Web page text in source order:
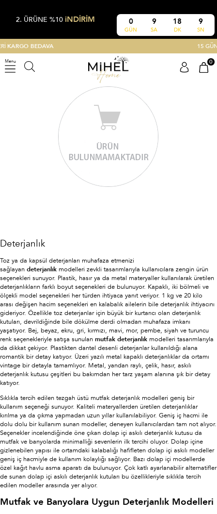
2. ÜRÜNE %10 iNDİRİM 0
GÜN
9
SA
18
DK
9
SN
Menu 0
Deterjanlık
Toz ya da kapsül deterjanları muhafaza etmenizi
sağlayan deterjanlık modelleri zevkli tasarımlarıyla kullanıcılara zengin ürün
seçenekleri sunuyor. Plastik, hasır ya da metal materyaller kullanılarak üretilen
deterjanlıkların farklı boyut seçenekleri de bulunuyor. Kapaklı, iki bölmeli ve
ölçekli model seçenekleri her türden ihtiyaca yanıt veriyor. 1 kg ve 20 kilo
arası değişen hacim seçenekleri en kalabalık ailelerin bile deterjanlık ihtiyacını
gideriyor. Özellikle toz deterjanlar için büyük bir kurtarıcı olan deterjanlık
kutuları, devrildiğinde bile dökülme derdi olmadan muhafaza imkanı
yaşatıyor. Bej, beyaz, ekru, gri, kırmızı, mavi, mor, pembe, siyah ve turuncu
renk seçenekleriyle satışa sunulan mutfak deterjanlık modelleri tasarımlarıyla
da dikkat çekiyor. Plastikten dantel desenli deterjanlar kullanıldığı alana
romantik bir detay katıyor. Üzeri yazılı metal kapaklı deterjanlıklar da ortamı
vintage bir detayla tamamlıyor. Metal, yandan raylı, çelik, hasır, askılı
deterjanlık kutusu çeşitleri bu bakımdan her tarz yaşam alanına şık bir detay
katıyor.
Sıklıkla tercih edilen tezgah üstü mutfak deterjanlık modelleri geniş bir
kullanım seçeneği sunuyor. Kaliteli materyallerden üretilen deterjanlıklar
kırılma ya da çıkma yapmadan uzun yıllar kullanılabiliyor. Geniş iç hacmi ile
dolu dolu bir kullanım sunan modeller, deneyen kullanıcılardan tam not alıyor.
Seçenekler incelendiğinde öne çıkan dolap içi askılı deterjanlık kutusu da
mutfak ve banyolarda minimalliği sevenlerin ilk tercihi oluyor. Dolap içine
gizlenebilen yapısı ile ortamdaki kalabalığı hafifleten dolap içi askılı modeller
geniş iç hacmiyle de kullanım kolaylığı sağlıyor. Bazı dolap içi modellerde
özel kağıt havlu asma aparatı da bulunuyor. Çok katlı ayarlanabilir alternatifler
de sunan dolap içi askılı deterjanlık kutuları bu özellikleriyle sıklıkla tercih
edilen modeller arasında yer alıyor.
Mutfak ve Banyolara Uygun Deterjanlık Modelleri